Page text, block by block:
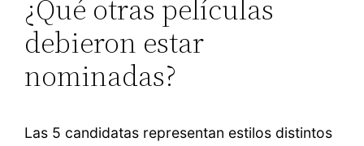
¿Qué otras películas
debieron estar
nominadas?
Las 5 candidatas representan estilos distintos